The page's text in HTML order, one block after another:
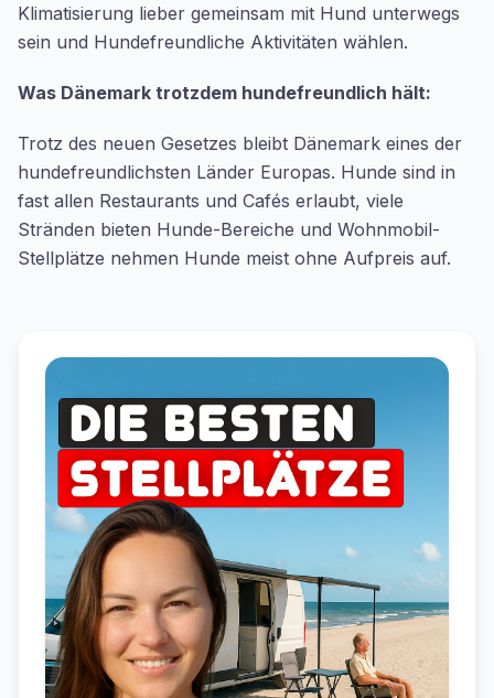
Klimatisierung lieber gemeinsam mit Hund unterwegs
sein und Hundefreundliche Aktivitäten wählen.
Was Dänemark trotzdem hundefreundlich hält:
Trotz des neuen Gesetzes bleibt Dänemark eines der
hundefreundlichsten Länder Europas. Hunde sind in
fast allen Restaurants und Cafés erlaubt, viele
Stränden bieten Hunde-Bereiche und Wohnmobil-
Stellplätze nehmen Hunde meist ohne Aufpreis auf.